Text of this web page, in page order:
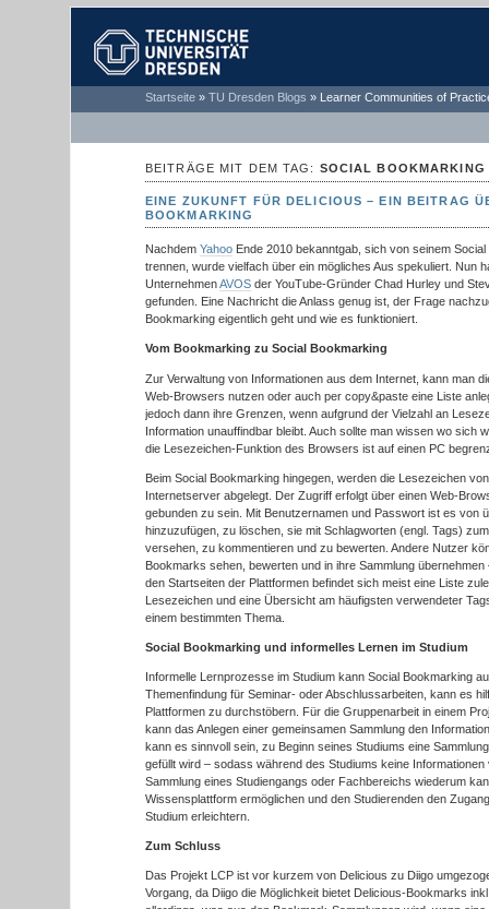
TECHNISCHE
UNIVERSITÄT
Startseite » TU Dresden Blogs » Learner Communities of
BEITRÄGE MIT DEM TAG: SOCIAL BOOKMARKING
EINE ZUKUNFT FÜR DELICIOUS – EIN BEITRAG
BOOKMARKING
Nachdem Yahoo Ende 2010 bekanntgab, sich von seinem
trennen, wurde vielfach über ein mögliches Aus spekuliert. Nun
UnternehmenAVOS der YouTube-Gründer Chad Hurley und
gefunden. Eine Nachricht die Anlass genug ist, der Frage
Bookmarking eigentlich geht und wie es funktioniert.
Vom Bookmarking zu Social Bookmarking
Zur Verwaltung von Informationen aus dem Internet, kann man
Web-Browsers nutzen oder auch per copy&paste eine Liste
jedoch dann ihre Grenzen, wenn aufgrund der Vielzahl an
Information unauffindbar bleibt. Auch sollte man wissen wo sich
die Lesezeichen-Funktion des Browsers ist auf einen PC
Beim Social Bookmarking hingegen, werden die Lesezeichen
Internetserver abgelegt. Der Zugriff erfolgt über einen Web-
gebunden zu sein. Mit Benutzernamen und Passwort ist es von
hinzuzufügen, zu löschen, sie mit Schlagworten (engl. Tags)
versehen, zu kommentieren und zu bewerten. Andere Nutzer
Bookmarks sehen, bewerten und in ihre Sammlung
den Startseiten der Plattformen befindet sich meist eine Liste
Lesezeichen und eine Übersicht am häufigsten verwendeter
einem bestimmten Thema.
Social Bookmarking und informelles Lernen im Studium
Informelle Lernprozesse im Studium kann Social Bookmarking
Themenfindung für Seminar- oder Abschlussarbeiten, kann es
Plattformen zu durchstöbern. Für die Gruppenarbeit in einem
kann das Anlegen einer gemeinsamen Sammlung den
kann es sinnvoll sein, zu Beginn seines Studiums eine
gefüllt wird – sodass während des Studiums keine
Sammlung eines Studiengangs oder Fachbereichs wiederum
Wissensplattform ermöglichen und den Studierenden den
Studium erleichtern.
Zum Schluss
Das Projekt LCP ist vor kurzem von Delicious zu Diigo
Vorgang, da Diigo die Möglichkeit bietet Delicious-Bookmarks